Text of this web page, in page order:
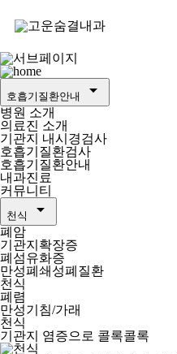
호흡기질환안내 arrow_drop_down
병원 소개
의료진 소개
기관지 내시경검사
호흡기질환검사
호흡기질환안내
내과진료
커뮤니티
천식 arrow_drop_down
폐암
기관지확장증
폐섬유화증
만성폐쇄성폐질환
천식
폐렴
만성기침/가래
천식
기관지 염증으로 콜록콜록